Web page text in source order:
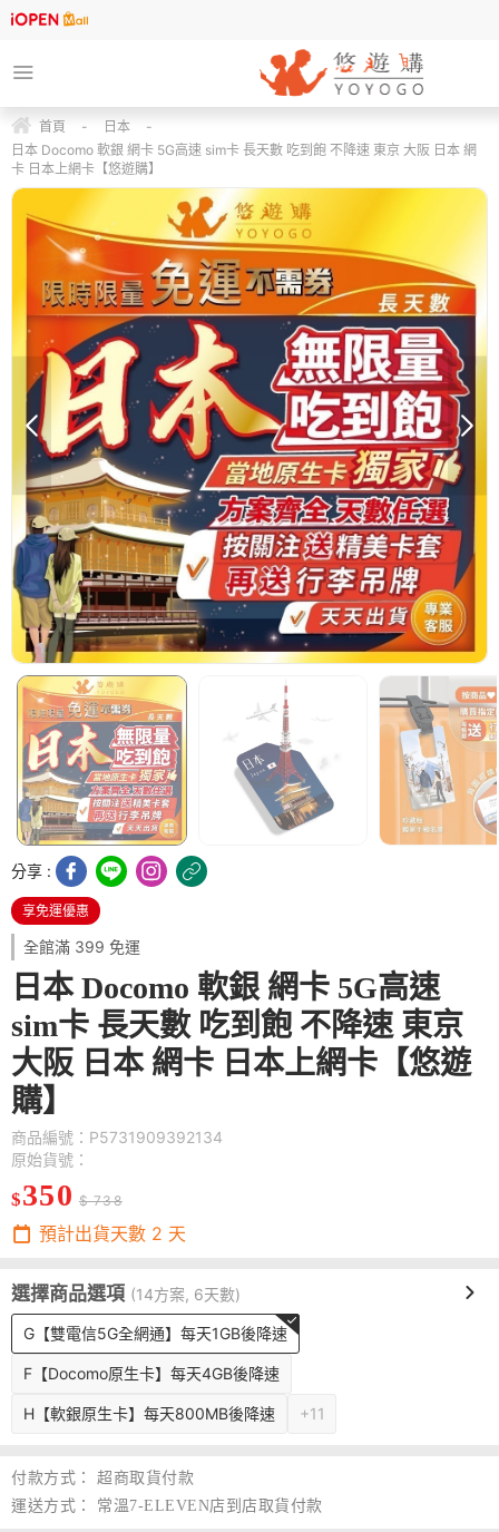
首頁 - 日本
-
日本 Docomo 軟銀 網卡 5G高速 sim卡 長天數 吃到飽 不降速 東京 大阪 日本 網
卡 日本上網卡【悠遊購】
分享 :
享免運優惠
全館滿 399 免運
日本 Docomo 軟銀 網卡 5G高速
sim卡 長天數 吃到飽 不降速 東京
大阪 日本 網卡 日本上網卡【悠遊
購】
商品編號：P5731909392134
原始貨號：
$350 $ 738
預計出貨天數 2 天
選擇商品選項 (14方案, 6天數)
G【雙電信5G全網通】每天1GB後降速
F【Docomo原生卡】每天4GB後降速
H【軟銀原生卡】每天800MB後降速 +11
付款方式：
超商取貨付款
運送方式：
常溫7-ELEVEN店到店取貨付款